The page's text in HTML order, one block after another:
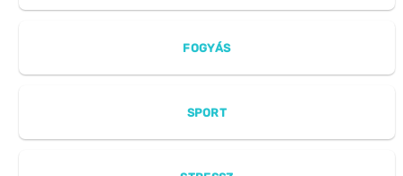
FOGYÁS
SPORT